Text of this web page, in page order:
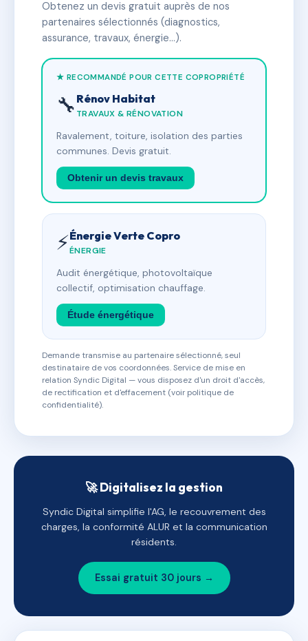
Obtenez un devis gratuit auprès de nos
partenaires sélectionnés (diagnostics,
assurance, travaux, énergie…).
★ RECOMMANDÉ POUR CETTE COPROPRIÉTÉ
🔧 Rénov Habitat
TRAVAUX & RÉNOVATION
Ravalement, toiture, isolation des parties
communes. Devis gratuit.
Obtenir un devis travaux
⚡Énergie Verte Copro
ÉNERGIE
Audit énergétique, photovoltaïque
collectif, optimisation chauffage.
Étude énergétique
Demande transmise au partenaire sélectionné, seul
destinataire de vos coordonnées. Service de mise en
relation Syndic Digital — vous disposez d'un droit d'accès,
de rectification et d'effacement (voir politique de
confidentialité).
🚀 Digitalisez la gestion
Syndic Digital simplifie l'AG, le recouvrement des
charges, la conformité ALUR et la communication
résidents.
Essai gratuit 30 jours →